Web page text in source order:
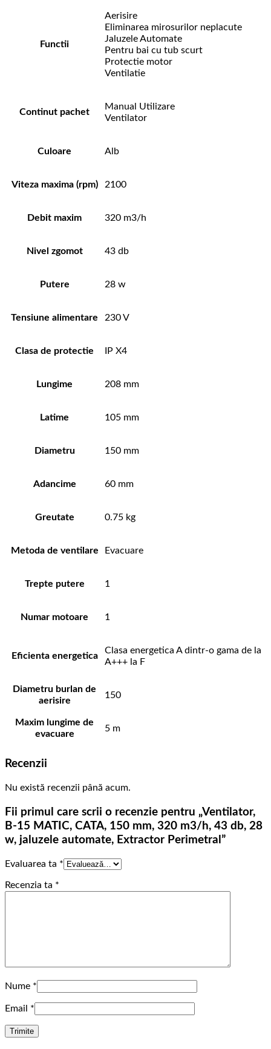
Functii
Aerisire
Eliminarea mirosurilor neplacute
Jaluzele Automate
Pentru bai cu tub scurt
Protectie motor
Ventilatie
Continut pachet
Manual Utilizare
Ventilator
Culoare Alb
Viteza maxima (rpm) 2100
Debit maxim 320 m3/h
Nivel zgomot 43 db
Putere 28 w
Tensiune alimentare 230 V
Clasa de protectie IP X4
Lungime 208 mm
Latime 105 mm
Diametru 150 mm
Adancime 60 mm
Greutate 0.75 kg
Metoda de ventilare Evacuare
Trepte putere 1
Numar motoare 1
Eficienta energetica
Clasa energetica A dintr-o gama de la
A+++ la F
Diametru burlan de
aerisire
150
Maxim lungime de
evacuare
5 m
Recenzii
Nu există recenzii până acum.
Fii primul care scrii o recenzie pentru „Ventilator,
B-15 MATIC, CATA, 150 mm, 320 m3/h, 43 db, 28
w, jaluzele automate, Extractor Perimetral”
Evaluarea ta *
Recenzia ta *
Nume *
Email *